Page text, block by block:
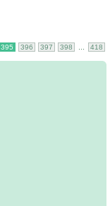
395 396 397 398 418